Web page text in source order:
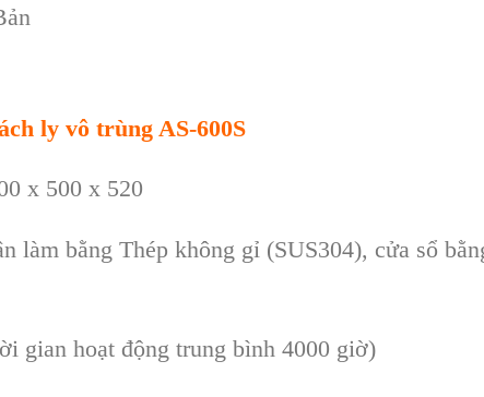
ly vô trùng AS-600S
x 500 x 520
làm bằng Thép không gỉ (SUS304), cửa sổ
gian hoạt động trung bình 4000 giờ)